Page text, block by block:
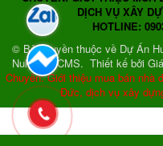
DỊCH VỤ XÂY
HOTLINE:
© Bản quyền thuộc về Dự Án
NukeViet CMS. Thiết kế bởi
Chuyên: Giới thiệu mua bán
Đức, dịch vụ xây